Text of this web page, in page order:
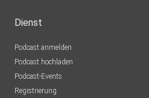
Dienst
Podcast anmelden
Podcast hochladen
Podcast-Events
Registrierung